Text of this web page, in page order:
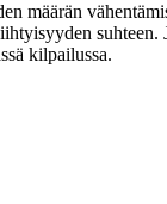
määrän
kilpailussa.